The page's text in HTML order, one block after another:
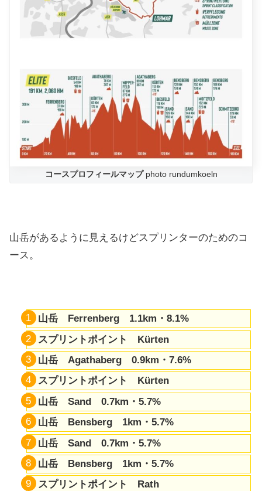
コースプロフィールマップphoto rundumkoeln
山岳があるように見えるけどスプリンターのためのコ
ース。
山岳 Ferrenberg 1.1km・8.1%
スプリントポイント Kürten
山岳 Agathaberg 0.9km・7.6%
スプリントポイント Kürten
山岳 Sand 0.7km・5.7%
山岳 Bensberg 1km・5.7%
山岳 Sand 0.7km・5.7%
山岳 Bensberg 1km・5.7%
スプリントポイント Rath